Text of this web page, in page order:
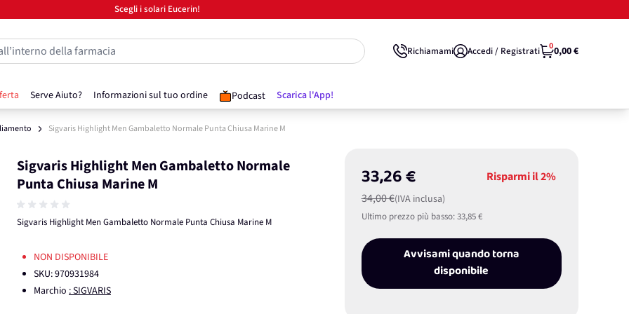
Scegli i solari Eucerin!
Serve Aiuto? Informazioni sul tuo ordine Podcast Scarica l'App!
della farmacia Richiamami Accedi / Registrati 00,00 €
Sigvaris Highlight Men Gambaletto Normale Punta Chiusa Marine M
Sigvaris Highlight Men Gambaletto Normale
Punta Chiusa Marine M
Sigvaris Highlight Men Gambaletto Normale Punta Chiusa Marine M
33,26 €
34,00 €(IVA inclusa)
Risparmi il2%
Ultimo prezzo più basso:33,85 €
Avvisami quando torna
disponibile
NON DISPONIBILE
SKU:970931984
Marchio : SIGVARIS